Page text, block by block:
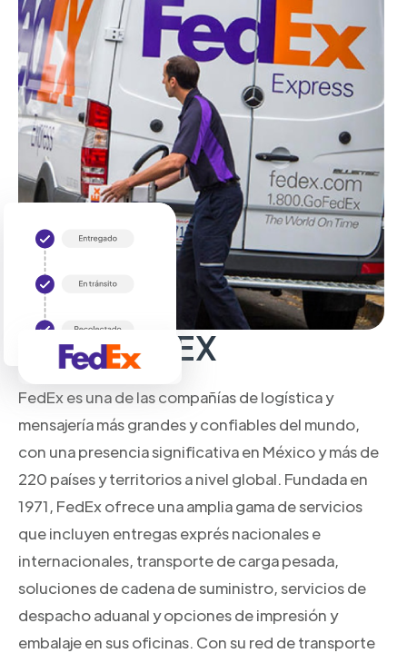
Sobre FedEX
FedEx es una de las compañías de logística y
mensajería más grandes y confiables del mundo,
con una presencia significativa en México y más de
220 países y territorios a nivel global. Fundada en
1971, FedEx ofrece una amplia gama de servicios
que incluyen entregas exprés nacionales e
internacionales, transporte de carga pesada,
soluciones de cadena de suministro, servicios de
despacho aduanal y opciones de impresión y
embalaje en sus oficinas. Con su red de transporte